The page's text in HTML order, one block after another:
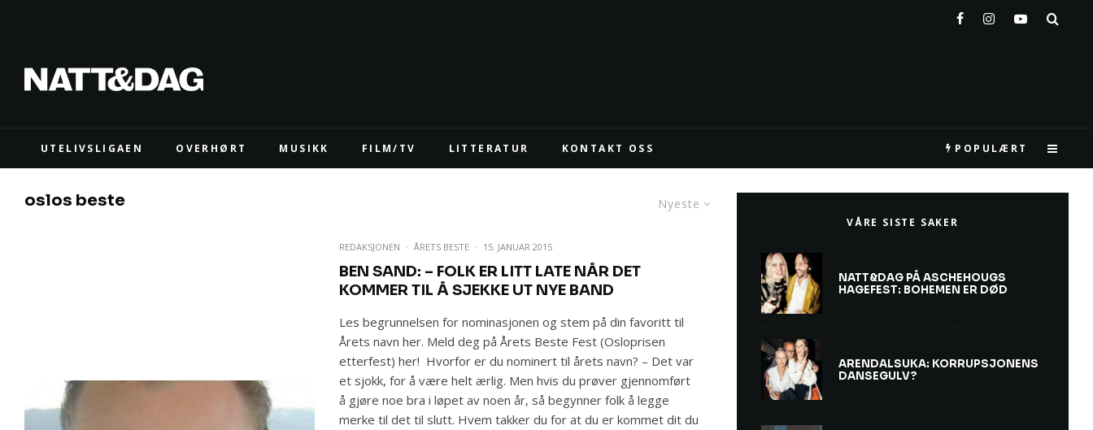
UTELIVSLIGAEN OVERHØRT MUSIKK FILM/TV LITTERATUR KONTAKT OSS POPULÆRT
Nyeste
oslos beste
REDAKSJONEN · ÅRETS BESTE · 15. JANUAR 2015
BEN SAND: – FOLK ER LITT LATE NÅR DET
KOMMER TIL Å SJEKKE UT NYE BAND
Les begrunnelsen for nominasjonen og stem på din favoritt til
Årets navn her. Meld deg på Årets Beste Fest (Osloprisen
etterfest) her! Hvorfor er du nominert til årets navn? – Det var
et sjokk, for å være helt ærlig. Men hvis du prøver gjennomført
å gjøre noe bra i løpet av noen år, så begynner folk å legge
merke til det til slutt. Hvem takker du for at du er kommet dit du
VÅRE SISTE SAKER
NATT&DAG PÅ ASCHEHOUGS
HAGEFEST: BOHEMEN ER DØD
ARENDALSUKA: KORRUPSJONENS
DANSEGULV?